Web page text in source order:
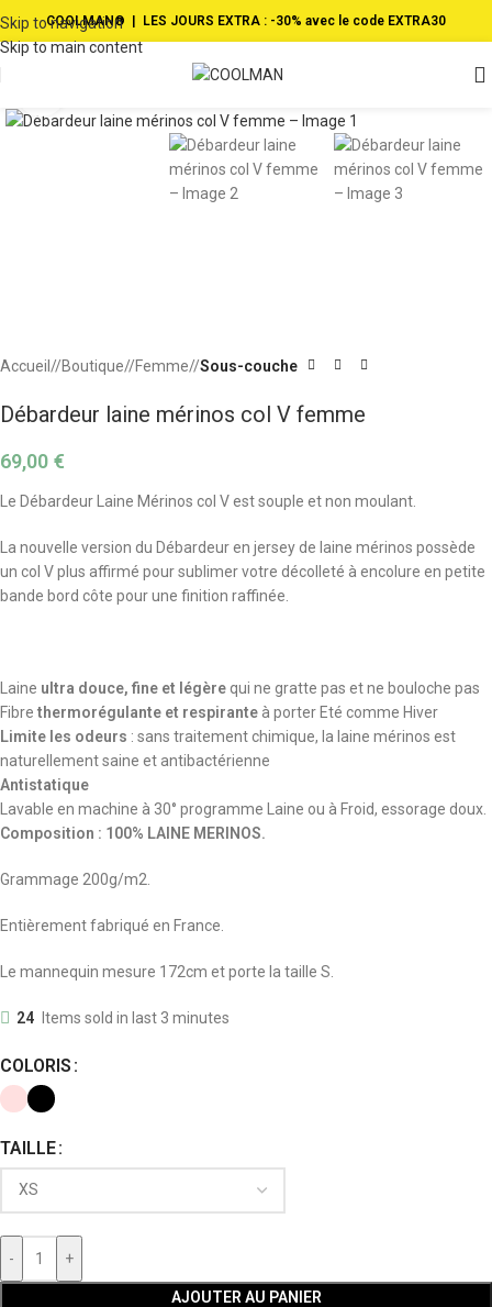
Skip to navigation
Skip to main content
COOLMAN® | LES JOURS EXTRA : -30% avec le code EXTRA30
Accueil/ Boutique/ Femme/ Sous-couche
Débardeur laine mérinos col V femme
69,00 €
Le Débardeur Laine Mérinos col V est souple et non moulant.
La nouvelle version du Débardeur en jersey de laine mérinos possède
un col V plus affirmé pour sublimer votre décolleté à encolure en petite
bande bord côte pour une finition raffinée.
Laine ultra douce, fine et légère qui ne gratte pas et ne bouloche pas
Fibre thermorégulante et respirante à porter Eté comme Hiver
Limite les odeurs : sans traitement chimique, la laine mérinos est
naturellement saine et antibactérienne
Antistatique
Lavable en machine à 30° programme Laine ou à Froid, essorage doux.
Composition : 100% LAINE MERINOS.
Grammage 200g/m2.
Entièrement fabriqué en France.
Le mannequin mesure 172cm et porte la taille S.
24 Items sold in last 3 minutes
COLORIS
TAILLE
- +
AJOUTER AU PANIER